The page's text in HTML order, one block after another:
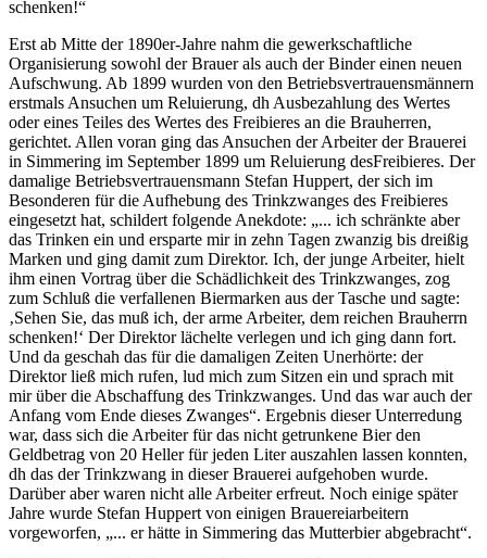
schenken!“
Erst ab Mitte der 1890er-Jahre nahm die gewerkschaftliche
Organisierung sowohl der Brauer als auch der Binder einen neuen
Aufschwung. Ab 1899 wurden von den Betriebsvertrauensmännern
erstmals Ansuchen um Reluierung, dh Ausbezahlung des Wertes
oder eines Teiles des Wertes des Freibieres an die Brauherren,
gerichtet. Allen voran ging das Ansuchen der Arbeiter der Brauerei
in Simmering im September 1899 um Reluierung desFreibieres. Der
damalige Betriebsvertrauensmann Stefan Huppert, der sich im
Besonderen für die Aufhebung des Trinkzwanges des Freibieres
eingesetzt hat, schildert folgende Anekdote: „... ich schränkte aber
das Trinken ein und ersparte mir in zehn Tagen zwanzig bis dreißig
Marken und ging damit zum Direktor. Ich, der junge Arbeiter, hielt
ihm einen Vortrag über die Schädlichkeit des Trinkzwanges, zog
zum Schluß die verfallenen Biermarken aus der Tasche und sagte:
‚Sehen Sie, das muß ich, der arme Arbeiter, dem reichen Brauherrn
schenken!‘ Der Direktor lächelte verlegen und ich ging dann fort.
Und da geschah das für die damaligen Zeiten Unerhörte: der
Direktor ließ mich rufen, lud mich zum Sitzen ein und sprach mit
mir über die Abschaffung des Trinkzwanges. Und das war auch der
Anfang vom Ende dieses Zwanges“. Ergebnis dieser Unterredung
war, dass sich die Arbeiter für das nicht getrunkene Bier den
Geldbetrag von 20 Heller für jeden Liter auszahlen lassen konnten,
dh das der Trinkzwang in dieser Brauerei aufgehoben wurde.
Darüber aber waren nicht alle Arbeiter erfreut. Noch einige später
Jahre wurde Stefan Huppert von einigen Brauereiarbeitern
vorgeworfen, „... er hätte in Simmering das Mutterbier abgebracht“.